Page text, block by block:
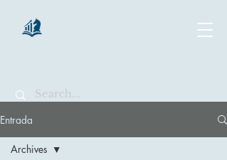
Entrada
Archives